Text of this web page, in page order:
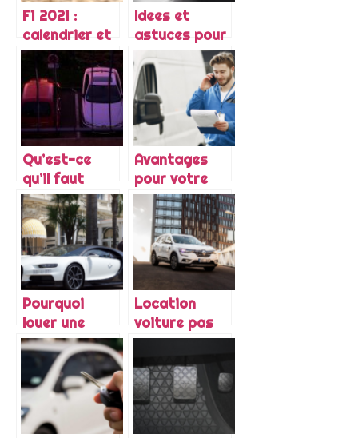
F1 2021 :
calendrier et
horaires des
Grand Prix
Idees et
astuces pour
personnaliser
sa voiture
Qu’est-ce
qu’il faut
faire pour
trouver une
bonne voiture
?
Avantages
pour votre
entreprise
d’un véhicule
utilitaire
Pourquoi
louer une
voiture de
luxe ?
Location
voiture pas
cher : nos
astuces pour
choisir la
bonne voiture